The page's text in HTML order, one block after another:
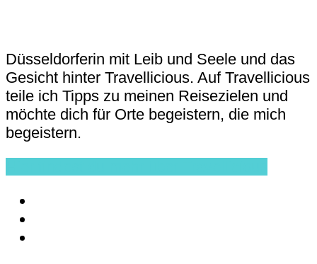
Düsseldorferin mit Leib und Seele und das
Gesicht hinter Travellicious. Auf Travellicious
teile ich Tipps zu meinen Reisezielen und
möchte dich für Orte begeistern, die mich
begeistern.